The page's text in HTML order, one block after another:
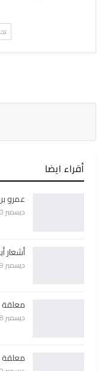
أقراء ايضا
عمرو
ديسمبر 30, 2024
أشعار
ديسمبر 29, 2024
معلقة
ديسمبر 28, 2024
معلقة